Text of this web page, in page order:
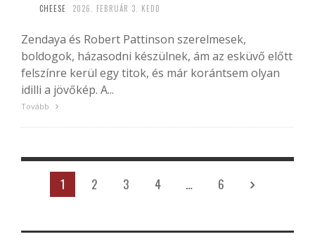
CHEESE 2026. FEBRUÁR 3. KEDD
Zendaya és Robert Pattinson szerelmesek,
boldogok, házasodni készülnek, ám az esküvő előtt
felszínre kerül egy titok, és már korántsem olyan
idilli a jövőkép. A...
Tovább
1 2 3 4 … 6